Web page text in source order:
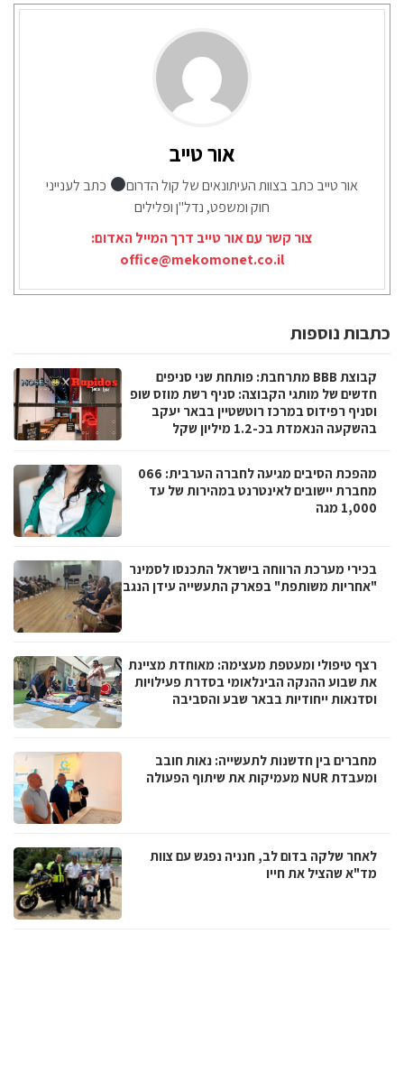
אור טייב
אור טייב כתב בצוות העיתונאים של קול הדרום
כתב לענייני
חוק ומשפט, נדל"ן ופלילים
צור קשר עם אור טייב דרך המייל האדום:
office@mekomonet.co.il
כתבות נוספות
קבוצת BBB מתרחבת: פותחת שני סניפים
חדשים של מותגי הקבוצה: סניף רשת מוזס שופ
וסניף רפידוס במרכז רוטשטיין בבאר יעקב
בהשקעה הנאמדת בכ-1.2 מיליון שקל
מהפכת הסיבים מגיעה לחברה הערבית: 066
מחברת יישובים לאינטרנט במהירות של עד
1,000 מגה
בכירי מערכת הרווחה בישראל התכנסו לסמינר
"אחריות משותפת" בפארק התעשייה עידן הנגב
רצף טיפולי ומעטפת מעצימה: מאוחדת מציינת
את שבוע ההנקה הבינלאומי בסדרת פעילויות
וסדנאות ייחודיות בבאר שבע והסביבה
מחברים בין חדשנות לתעשייה: נאות חובב
ומעבדת NUR מעמיקות את שיתוף הפעולה
לאחר שלקה בדום לב, חנניה נפגש עם צוות
מד"א שהציל את חייו